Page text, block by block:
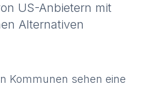
US-Anbietern mit
Alternativen
Kommunen sehen eine